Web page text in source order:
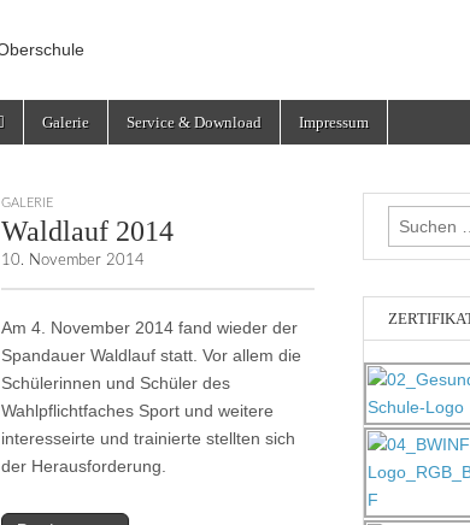
Galerie Service & Download Impressum
GALERIE
Waldlauf 2014
10. November 2014
Am 4. November 2014 fand wieder der
Spandauer Waldlauf statt. Vor allem die
Schülerinnen und Schüler des
Wahlpflichtfaches Sport und weitere
interesseirte und trainierte stellten sich
der Herausforderung.
Suchen
nach: